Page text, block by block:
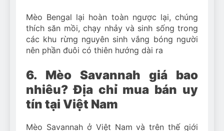
Mèo Bengal lại hoàn toàn ngược lại, chúng
thích săn mồi, chạy nhảy và sinh sống trong
các khu rừng nguyên sinh vắng bóng người
nên phần đuôi có thiên hướng dài ra
6. Mèo Savannah giá bao
nhiêu? Địa chỉ mua bán uy
tín tại Việt Nam
Mèo Savannah ở Việt Nam và trên thế giới